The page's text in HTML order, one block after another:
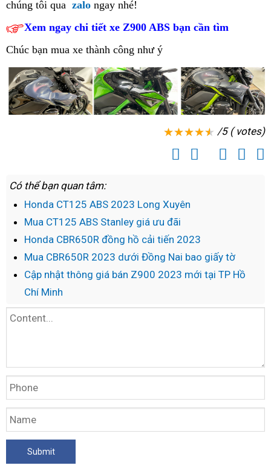
có
thành
phố
Đồng
Hới
lùng
Kawasaki
Z900
ABS
2023
thiết
kế
Ninh
tìm
Z900
ABS
2023
Vũng
đẹp
tại
Nông
ABS
bán
lẻ
mua
Kawasaki
Z900
Tàu
đẹp
ABS
2023
bản
Vũng
Tàu
ABS
chất
lượng
tại
TPHCM
ABS
2023
bản
mới
Vũng
Tàu
chỉ
bán
Z900
ABS
Pleiku
Mách
showroom
xe
Kawasaki
Z900
giá
chúng tôi điểm
Z900
ABS
ở
đâu
qua zalo ngay nhé!
Xem ngay chi tiết xe Z900 ABS bạn cần tìm
Chúc bạn mua xe thành công như ý
/5 ( votes)
Có thể bạn quan tâm:
Honda CT125 ABS 2023 Long Xuyên
Mua CT125 ABS Stanley giá ưu đãi
Honda CBR650R đồng hồ cải tiến 2023
Mua CBR650R 2023 dưới Đồng Nai bao giấy tờ
Cập nhật thông giá bán Z900 2023 mới tại TP Hồ
Chí Minh